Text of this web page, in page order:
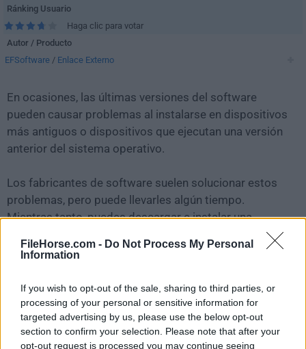
FileHorse.com - Do Not Process My Personal
Information
If you wish to opt-out of the sale, sharing to third parties, or
processing of your personal or sensitive information for
targeted advertising by us, please use the below opt-out
section to confirm your selection. Please note that after your
opt-out request is processed you may continue seeing
Ránking Usuario
Haga clic para votar
Autor / Producto
EFSoftware / Enlace Externo
En ocasiones, las últimas versiones del software
pueden causar problemas al instalarse en dispositivos
más antiguos o dispositivos que ejecutan una versión
anterior del sistema operativo.
Los fabricantes de software suelen solucionar estos
problemas, pero puede llevarles algún tiempo.
Mientras tanto, puedes descargar e instalar una
reciente de EF Commandero leer nuestra reseña,
simplemente hazclic aquí .
Todas las versiones antiguas distribuidas en nuestro